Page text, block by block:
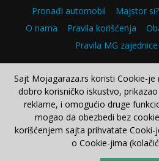
Pronađi automobil Majstor si?
O nama
Pravila korišćenja
Pravila MG zajednice
Copyright ©
Sajt Mojagaraza.rs koristi Cookie-je
dobro korisničko iskustvo,
reklame, i omogućio druge
mogao da obezbedi bez
korišćenjem sajta prihvatate Cooki-
o Cookie-jima